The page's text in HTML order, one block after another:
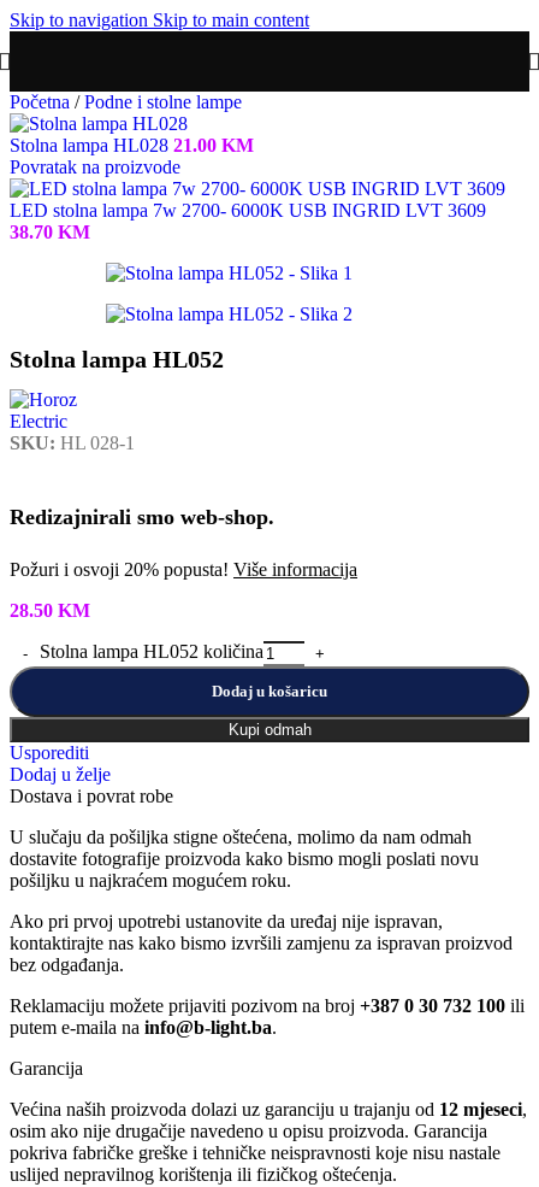
Skip to navigation Skip to main content
Početna / Podne i stolne lampe
Stolna lampa HL028 21.00 KM
Povratak na proizvode
LED stolna lampa 7w 2700- 6000K USB INGRID LVT 3609
38.70 KM
Stolna lampa HL052
SKU: HL 028-1
Redizajnirali smo web-shop.
Požuri i osvoji 20% popusta! Više informacija
28.50 KM
Stolna lampa HL052 količina
Dodaj u košaricu
Kupi odmah
Usporediti
Dodaj u želje
Dostava i povrat robe
U slučaju da pošiljka stigne oštećena, molimo da nam odmah
dostavite fotografije proizvoda kako bismo mogli poslati novu
pošiljku u najkraćem mogućem roku.
Ako pri prvoj upotrebi ustanovite da uređaj nije ispravan,
kontaktirajte nas kako bismo izvršili zamjenu za ispravan proizvod
bez odgađanja.
Reklamaciju možete prijaviti pozivom na broj +387 0 30 732 100 ili
putem e-maila na info@b-light.ba.
Garancija
Većina naših proizvoda dolazi uz garanciju u trajanju od 12 mjeseci,
osim ako nije drugačije navedeno u opisu proizvoda. Garancija
pokriva fabričke greške i tehničke neispravnosti koje nisu nastale
uslijed nepravilnog korištenja ili fizičkog oštećenja.